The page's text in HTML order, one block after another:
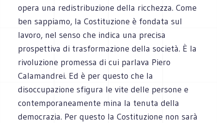
opera una redistribuzione della ricchezza. Come
ben sappiamo, la Costituzione è fondata sul
lavoro, nel senso che indica una precisa
prospettiva di trasformazione della società. È la
rivoluzione promessa di cui parlava Piero
Calamandrei. Ed è per questo che la
disoccupazione sfigura le vite delle persone e
contemporaneamente mina la tenuta della
democrazia. Per questo la Costituzione non sarà